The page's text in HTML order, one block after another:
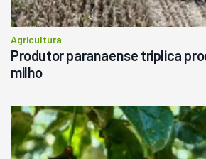
Agricultura
Produtor paranaense triplica
milho